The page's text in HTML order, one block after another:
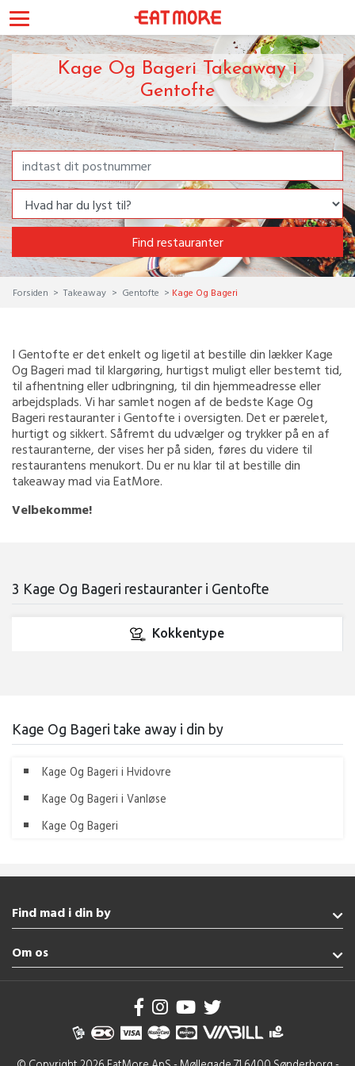
Kage Og Bageri Takeaway i
Gentofte
Find restauranter
Forsiden Takeaway Gentofte Kage Og Bageri
I Gentofte er det enkelt og ligetil at bestille din lækker Kage
Og Bageri mad til klargøring, hurtigst muligt eller bestemt tid,
til afhentning eller udbringning, til din hjemmeadresse eller
arbejdsplads. Vi har samlet nogen af de bedste Kage Og
Bageri restauranter i Gentofte i oversigten. Det er pærelet,
hurtigt og sikkert. Såfremt du udvælger og trykker på en af
restauranterne, der vises her på siden, føres du videre til
restaurantens menukort. Du er nu klar til at bestille din
takeaway mad via EatMore.
Velbekomme!
3 Kage Og Bageri restauranter i Gentofte
Kokkentype
Kage Og Bageri take away i din by
Kage Og Bageri i Hvidovre
Kage Og Bageri i Vanløse
Kage Og Bageri
Find mad i din by
Fredericia
Esbjerg
Augustenborg
Se flere byer
Om os
Handelsbetingelser